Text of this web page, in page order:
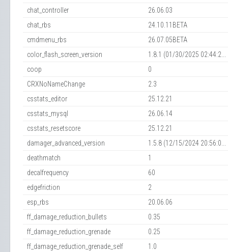
chat_controller
26.06.03
chat_rbs
24.10.11BETA
cmdmenu_rbs
26.07.05BETA
color_flash_screen_version
1.8.1 (01/30/2025 02:44:2...
coop
0
CRXNoNameChange
2.3
csstats_editor
25.12.21
csstats_mysql
26.06.14
csstats_resetscore
25.12.21
damager_advanced_version
1.5.8 (12/15/2024 20:56:0...
deathmatch
1
decalfrequency
60
edgefriction
2
esp_rbs
20.06.06
ff_damage_reduction_bullets
0.35
ff_damage_reduction_grenade
0.25
ff_damage_reduction_grenade_self
1.0